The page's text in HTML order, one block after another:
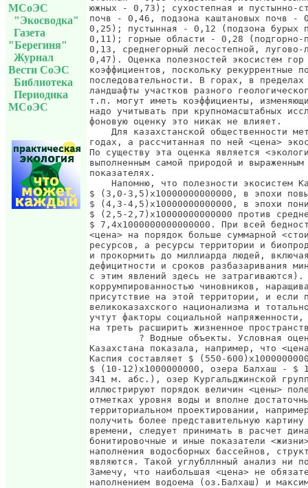
МСоЭС
"Экосводка"
Газета
"Берегиня"
Журнал
Вести СоЭС
Библиотека
Периодика
МСоЭС